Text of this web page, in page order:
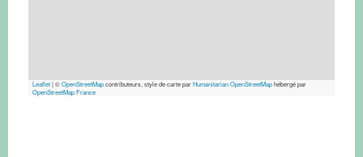
Leaflet|©OpenStreetMapcontributeurs, style de carte parHumanitarian OpenStreetMaphébergé par
OpenStreetMap France